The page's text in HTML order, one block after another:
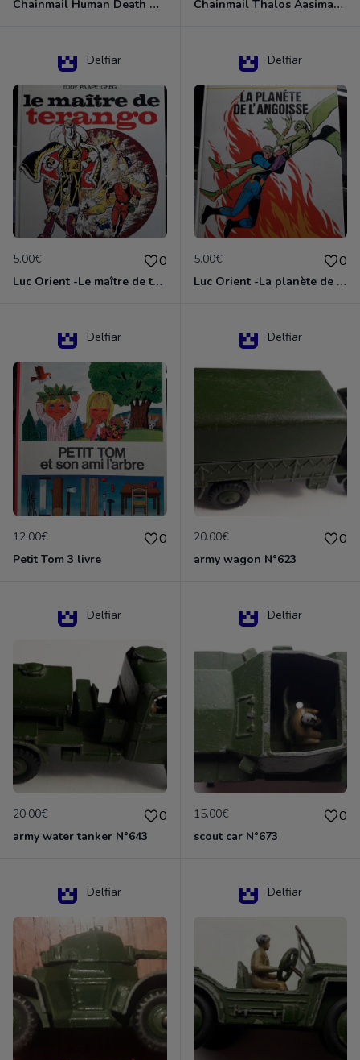
Chainmail Human Death Cleric Chainmail Thalos Aasimar Cleric
Delfiar
5.00€ 0
Luc Orient -Le maître de terango
Delfiar
5.00€ 0
Luc Orient -La planète de l'angoisse
Delfiar
12.00€ 0
Petit Tom 3 livre
Delfiar
20.00€ 0
army wagon N°623
Delfiar
20.00€ 0
army water tanker N°643
Delfiar
15.00€ 0
scout car N°673
Delfiar Delfiar